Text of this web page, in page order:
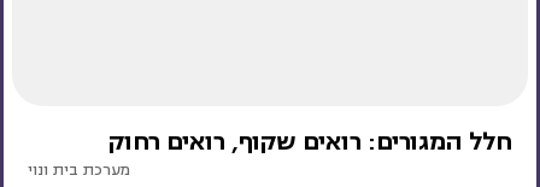
חלל המגורים: רואים שקוף, רואים רחוק
מערכת בית ונוי